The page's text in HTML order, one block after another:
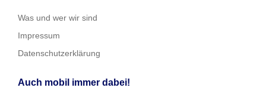
Was und wer wir sind
Impressum
Datenschutzerklärung
Auch mobil immer dabei!